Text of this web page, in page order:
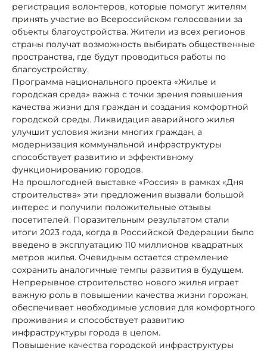
регистрация волонтеров, которые помогут жителям
принять участие во Всероссийском голосовании за
объекты благоустройства. Жители из всех регионов
страны получат возможность выбирать общественные
пространства, где будут проводиться работы по
благоустройству.
Программа национального проекта «Жилье и
городская среда» важна с точки зрения повышения
качества жизни для граждан и создания комфортной
городской среды. Ликвидация аварийного жилья
улучшит условия жизни многих граждан, а
модернизация коммунальной инфраструктуры
способствует развитию и эффективному
функционированию городов.
На прошлогодней выставке «Россия» в рамках «Дня
строительства» эти предложения вызвали большой
интерес и получили положительные отзывы
посетителей. Поразительным результатом стали
итоги 2023 года, когда в Российской Федерации было
введено в эксплуатацию 110 миллионов квадратных
метров жилья. Очевидным остается стремление
сохранить аналогичные темпы развития в будущем.
Непрерывное строительство нового жилья играет
важную роль в повышении качества жизни горожан,
обеспечивает необходимые условия для комфортного
проживания и способствует развитию
инфраструктуры города в целом.
Повышение качества городской инфраструктуры